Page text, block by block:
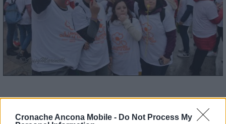
Cronache Ancona Mobile - Do Not Process My